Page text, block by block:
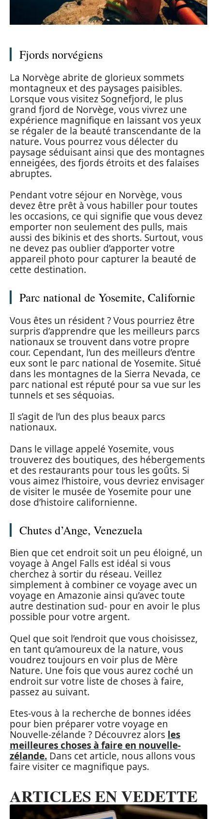
Fjords norvégiens
La Norvège abrite de glorieux sommets
montagneux et des paysages paisibles.
Lorsque vous visitez Sognefjord, le plus
grand fjord de Norvège, vous vivrez une
expérience magnifique en laissant vos yeux
se régaler de la beauté transcendante de la
nature. Vous pourrez vous délecter du
paysage séduisant ainsi que des montagnes
enneigées, des fjords étroits et des falaises
abruptes.
Pendant votre séjour en Norvège, vous
devez être prêt à vous habiller pour toutes
les occasions, ce qui signifie que vous devez
emporter non seulement des pulls, mais
aussi des bikinis et des shorts. Surtout, vous
ne devez pas oublier d’apporter votre
appareil photo pour capturer la beauté de
cette destination.
Parc national de Yosemite, Californie
Vous êtes un résident ? Vous pourriez être
surpris d’apprendre que les meilleurs parcs
nationaux se trouvent dans votre propre
cour. Cependant, l’un des meilleurs d’entre
eux sont le parc national de Yosemite. Situé
dans les montagnes de la Sierra Nevada, ce
parc national est réputé pour sa vue sur les
tunnels et ses séquoias.
Il s’agit de l’un des plus beaux parcs
nationaux.
Dans le village appelé Yosemite, vous
trouverez des boutiques, des hébergements
et des restaurants pour tous les goûts. Si
vous aimez l’histoire, vous devriez envisager
de visiter le musée de Yosemite pour une
dose d’histoire californienne.
Chutes d’Ange, Venezuela
Bien que cet endroit soit un peu éloigné, un
voyage à Angel Falls est idéal si vous
cherchez à sortir du réseau. Veillez
simplement à combiner ce voyage avec un
voyage en Amazonie ainsi qu’avec toute
autre destination sud- pour en avoir le plus
possible pour votre argent.
Quel que soit l’endroit que vous choisissez,
en tant qu’amoureux de la nature, vous
voudrez toujours en voir plus de Mère
Nature. Une fois que vous aurez coché un
endroit sur votre liste de choses à faire,
passez au suivant.
Etes-vous à la recherche de bonnes idées
pour bien préparer votre voyage en
Nouvelle-zélande ? Découvrez alors les
meilleures choses à faire en nouvelle-
zélande. Dans cet article, nous allons vous
faire visiter ce magnifique pays.
ARTICLES EN VEDETTE